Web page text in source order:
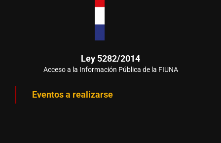
Ley 5282/2014
Acceso a la Información Pública de la FIUNA
Eventos a realizarse